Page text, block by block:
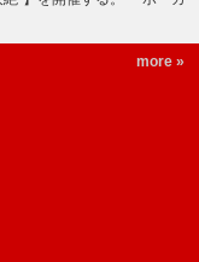
more »